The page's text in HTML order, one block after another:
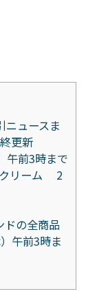
ニュースま
更新
午前3時まで
クリーム 2
の全商品
午前3時ま